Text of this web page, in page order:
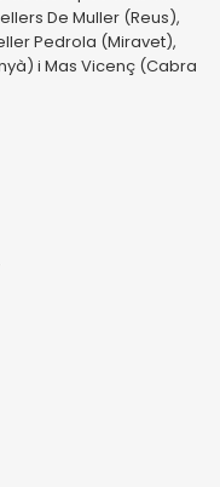
De Muller (Reus),
Pedrola (Miravet),
i Mas Vicenç (Cabra